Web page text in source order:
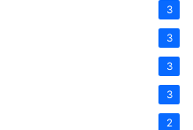
3
3
3
3
2